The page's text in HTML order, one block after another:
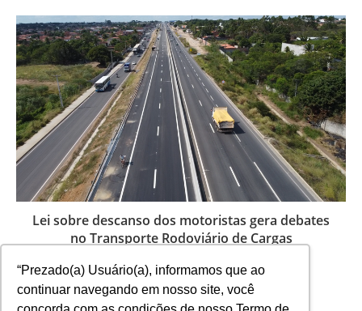
“Prezado(a) Usuário(a), informamos que ao
continuar navegando em nosso site, você
Lei sobre descanso dos motoristas gera debates
no Transporte Rodoviário de Cargas